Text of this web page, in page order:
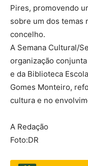
Pires, promovendo
sobre um dos temas
concelho.
A Semana Cultural/
organização
e da Biblioteca
Gomes Monteiro,
cultura e no
A Redação
Foto:DR